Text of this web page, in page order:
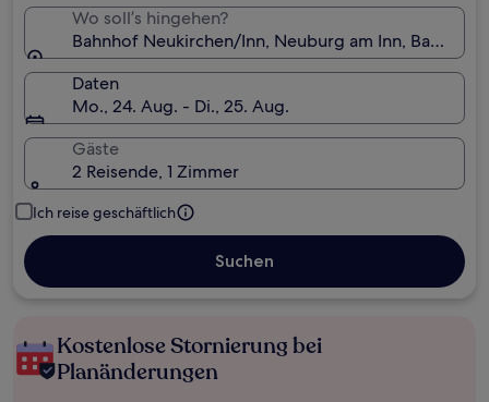
Wo soll’s hingehen?
Bahnhof Neukirchen/Inn, Neuburg am Inn, Bayern,
Daten
Mo., 24. Aug. - Di., 25. Aug.
Gäste
2 Reisende, 1 Zimmer
Ich reise geschäftlich
Suchen
Kostenlose Stornierung bei
Planänderungen